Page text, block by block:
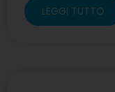
LEGGI TUTTO